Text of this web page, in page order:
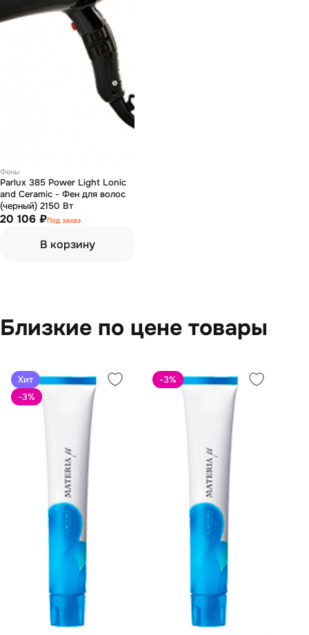
Фены
Parlux 385 Power Light Lonic
and Ceramic - Фен для волос
(черный) 2150 Вт
20 106 ₽Под заказ
В корзину
Близкие по цене товары
Хит
-3%
-3%